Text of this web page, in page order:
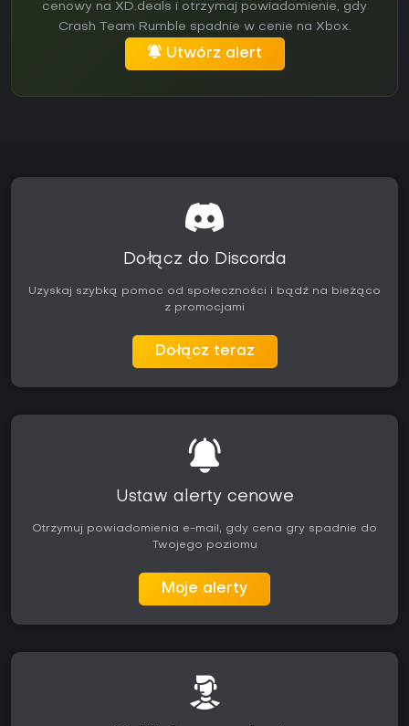
cenowy na XD.deals i otrzymaj powiadomienie, gdy
Crash Team Rumble spadnie w cenie na Xbox.
Utwórz alert
Dołącz do Discorda
Uzyskaj szybką pomoc od społeczności i bądź na bieżąco
z promocjami
Dołącz teraz
Ustaw alerty cenowe
Otrzymuj powiadomienia e-mail, gdy cena gry spadnie do
Twojego poziomu
Moje alerty